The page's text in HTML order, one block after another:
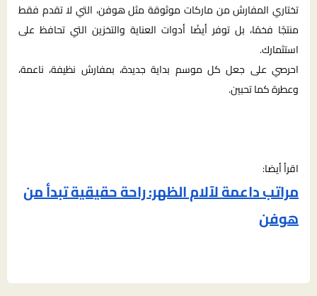
تختاري المفارش من ماركات موثوقة مثل هوفن، التي لا تقدم فقط
منتجًا فخمًا، بل توفر أيضًا أدوات العناية والتخزين التي تحافظ على
استثمارك.
احرصي على جعل كل موسم بداية جديدة، بمفارش نظيفة، ناعمة،
وعطرة كما تحبين.
اقرأ أيضا:
مراتب داعمة لآلام الظهر: راحة حقيقية تبدأ من
هوفن